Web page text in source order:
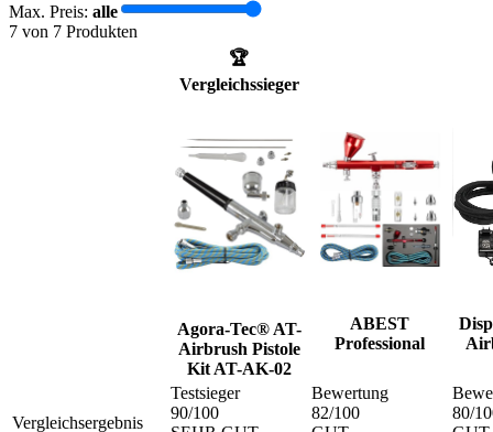
Max. Preis: alle
7 von 7 Produkten
🏆
Vergleichssieger
Agora-Tec® AT-
Airbrush Pistole
Kit AT-AK-02
ABEST
Professional
Vergleichsergebnis
Testsieger
90/100
Bewertung
82/100
80/